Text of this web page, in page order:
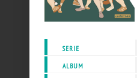
SERIE
ALBUM